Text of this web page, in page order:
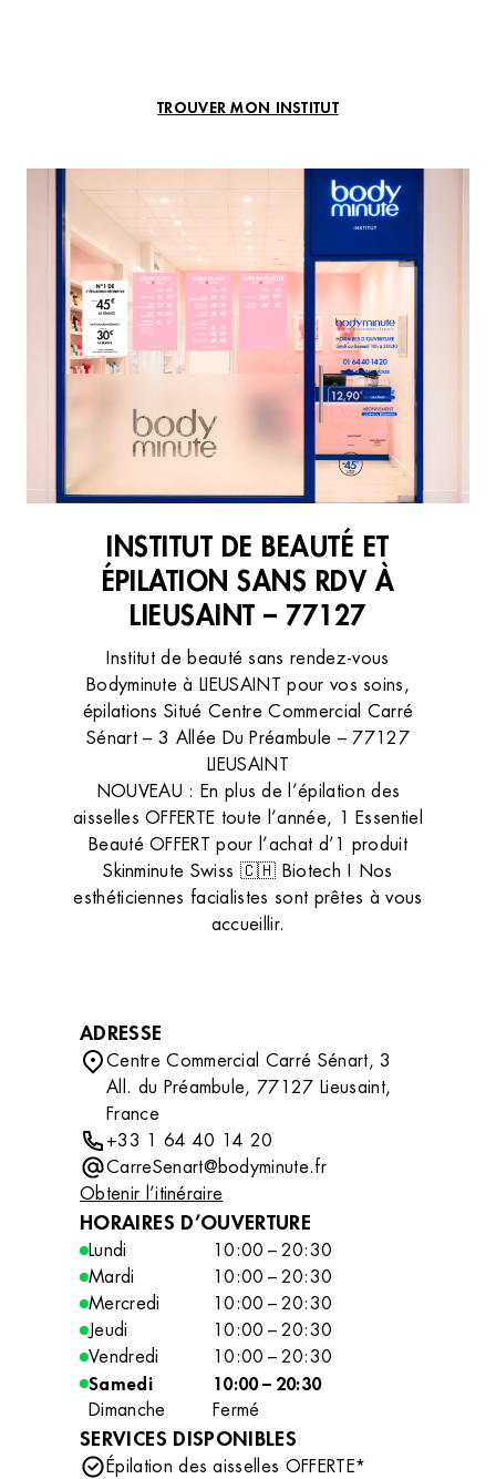
TROUVER MON INSTITUT
INSTITUT DE BEAUTÉ ET
ÉPILATION SANS RDV À
LIEUSAINT – 77127
Institut de beauté sans rendez-vous
Bodyminute à LIEUSAINT pour vos soins,
épilations Situé Centre Commercial Carré
Sénart – 3 Allée Du Préambule – 77127
LIEUSAINT
NOUVEAU : En plus de l’épilation des
aisselles OFFERTE toute l’année, 1 Essentiel
Beauté OFFERT pour l’achat d’1 produit
Skinminute Swiss 🇨🇭 Biotech ! Nos
esthéticiennes facialistes sont prêtes à vous
accueillir.
ADRESSE
Centre Commercial Carré Sénart, 3
All. du Préambule, 77127 Lieusaint,
France
+33 1 64 40 14 20
CarreSenart@bodyminute.fr
Obtenir l’itinéraire
HORAIRES D’OUVERTURE
Lundi
10:00 – 20:30
Mardi
10:00 – 20:30
Mercredi
10:00 – 20:30
Jeudi
10:00 – 20:30
Vendredi
10:00 – 20:30
Samedi
10:00 – 20:30
Dimanche
Fermé
SERVICES DISPONIBLES
Épilation des aisselles OFFERTE*